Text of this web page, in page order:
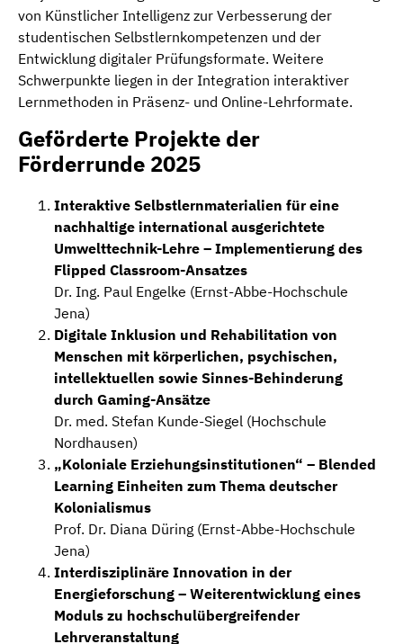
von Künstlicher Intelligenz zur Verbesserung der
studentischen Selbstlernkompetenzen und der
Entwicklung digitaler Prüfungsformate. Weitere
Schwerpunkte liegen in der Integration interaktiver
Lernmethoden in Präsenz- und Online-Lehrformate.
Geförderte Projekte der
Förderrunde 2025
Interaktive Selbstlernmaterialien für eine
nachhaltige international ausgerichtete
Umwelttechnik-Lehre – Implementierung des
Flipped Classroom-Ansatzes
Dr. Ing. Paul Engelke (Ernst-Abbe-Hochschule
Jena)
Digitale Inklusion und Rehabilitation von
Menschen mit körperlichen, psychischen,
intellektuellen sowie Sinnes-Behinderung
durch Gaming-Ansätze
Dr. med. Stefan Kunde-Siegel (Hochschule
Nordhausen)
„Koloniale Erziehungsinstitutionen“ – Blended
Learning Einheiten zum Thema deutscher
Kolonialismus
Prof. Dr. Diana Düring (Ernst-Abbe-Hochschule
Jena)
Interdisziplinäre Innovation in der
Energieforschung – Weiterentwicklung eines
Moduls zu hochschulübergreifender
Lehrveranstaltung